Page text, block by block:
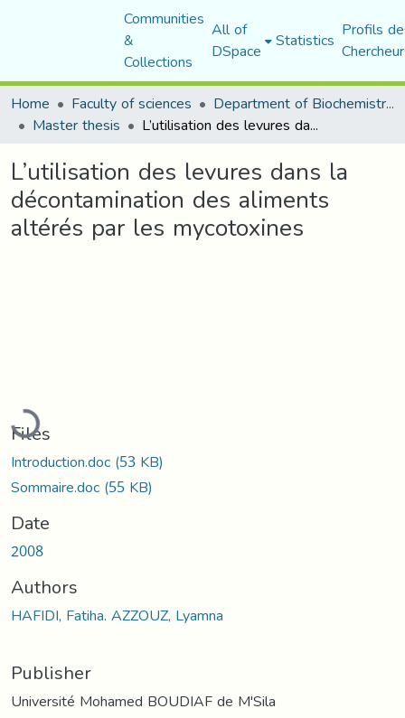
Communities
&
Collections
All of
DSpace Statistics Profils
Home
Faculty of sciences Department of Biochemistry and Microbiology
Master thesis L’utilisation des levures dans la décontamination des aliments altérés par les mycotoxines
L’utilisation des levures dans la
décontamination des aliments
altérés par les mycotoxines
Loading...
Files
Introduction.doc(53 KB)
Sommaire.doc(55 KB)
Date
2008
Authors
HAFIDI, Fatiha. AZZOUZ, Lyamna
Publisher
Université Mohamed BOUDIAF de M'Sila